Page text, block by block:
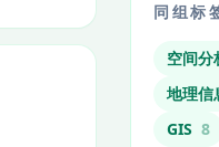
同组标
空间分
地理信
GIS 8